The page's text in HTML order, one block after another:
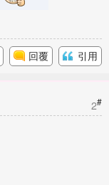
回覆 引用
2#